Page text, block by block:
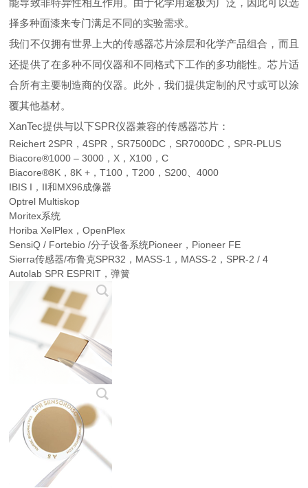
能导致非特异性相互作用。由于化学用途极为广泛，因此可以选
择多种面漆来专门满足不同的实验需求。
我们不仅拥有世界上大的传感器芯片涂层和化学产品组合，而且
还提供了在多种不同仪器和不同格式下工作的多功能性。芯片适
合所有主要制造商的仪器。此外，我们提供定制的尺寸或可以涂
覆其他基材。
XanTec提供与以下SPR仪器兼容的传感器芯片：
Reichert 2SPR，4SPR，SR7500DC，SR7000DC，SPR-PLUS
Biacore®1000 – 3000，X，X100，C
Biacore®8K，8K +，T100，T200，S200、4000
IBIS I，II和MX96成像器
Optrel Multiskop
Moritex系统
Horiba XelPlex，OpenPlex
SensiQ / Fortebio /分子设备系统Pioneer，Pioneer FE
Sierra传感器/布鲁克SPR32，MASS-1，MASS-2，SPR-2 / 4
Autolab SPR ESPRIT，弹簧